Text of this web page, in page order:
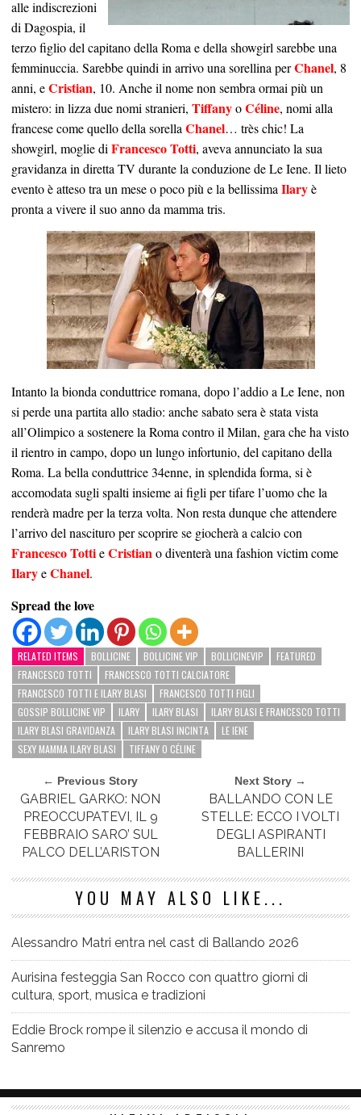
alle indiscrezioni
di Dagospia, il
terzo figlio del capitano della Roma e della showgirl sarebbe una
femminuccia. Sarebbe quindi in arrivo una sorellina perChanel, 8
anni, eCristian, 10. Anche il nome non sembra ormai più un
mistero: in lizza due nomi stranieri, TiffanyoCéline, nomi alla
francese come quello della sorellaChanel… très chic! La
showgirl, moglie diFrancesco Totti, aveva annunciato la sua
gravidanza in diretta TV durante la conduzione de Le Iene. Il lieto
evento è atteso tra un mese o poco più e la bellissimaIlaryè
pronta a vivere il suo anno da mamma tris.
Intanto la bionda conduttrice romana, dopo l’addio a Le Iene, non
si perde una partita allo stadio: anche sabato sera è stata vista
all’Olimpico a sostenere la Roma contro il Milan, gara che ha visto
il rientro in campo, dopo un lungo infortunio, del capitano della
Roma. La bella conduttrice 34enne, in splendida forma, si è
accomodata sugli spalti insieme ai figli per tifare l’uomo che la
renderà madre per la terza volta. Non resta dunque che attendere
l’arrivo del nascituro per scoprire se giocherà a calcio con
Francesco TottieCristiano diventerà una fashion victim come
IlaryeChanel.
Spread the love
RELATED ITEMS BOLLICINE BOLLICINE VIP BOLLICINEVIP
FEATURED
FRANCESCO TOTTI
FRANCESCO TOTTI CALCIATORE
FRANCESCO TOTTI E ILARY BLASI
FRANCESCO TOTTI FIGLI
GOSSIP BOLLICINE VIP
ILARY ILARY BLASI
ILARY BLASI E FRANCESCO TOTTI
ILARY BLASI GRAVIDANZA
ILARY BLASI INCINTA
LE IENE
SEXY MAMMA ILARY BLASI
TIFFANY O CÉLINE
← Previous Story
GABRIEL GARKO: NON
PREOCCUPATEVI, IL 9
FEBBRAIO SARO’ SUL
PALCO DELL’ARISTON
Next Story →
BALLANDO CON LE
STELLE: ECCO I VOLTI
DEGLI ASPIRANTI
BALLERINI
YOU MAY ALSO LIKE...
Alessandro Matri entra nel cast di Ballando 2026
Aurisina festeggia San Rocco con quattro giorni di
cultura, sport, musica e tradizioni
Eddie Brock rompe il silenzio e accusa il mondo di
Sanremo